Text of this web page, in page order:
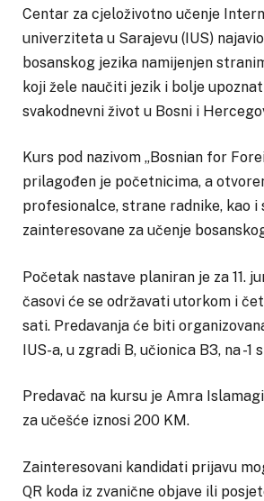
Centar za cjeloživotno učenje
univerziteta u Sarajevu (IUS)
bosanskog jezika namijenjen
koji žele naučiti jezik i bolje
svakodnevni život u Bosni i
Kurs pod nazivom „Bosnian for
prilagođen je početnicima, a
profesionalce, strane radnike, kao i
zainteresovane za učenje
Početak nastave planiran je za 11.
časovi će se održavati utorkom i
sati. Predavanja će biti
IUS-a, u zgradi B, učionica B3, na -1
Predavač na kursu je Amra
za učešće iznosi 200 KM.
Zainteresovani kandidati prijavu
QR koda iz zvanične objave ili